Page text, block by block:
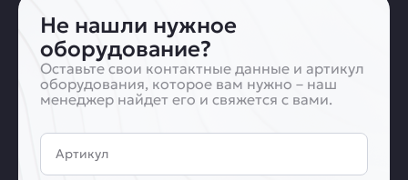
Не нашли нужное
оборудование?
Оставьте свои контактные данные и артикул
оборудования, которое вам нужно – наш
менеджер найдет его и свяжется с вами.
Артикул